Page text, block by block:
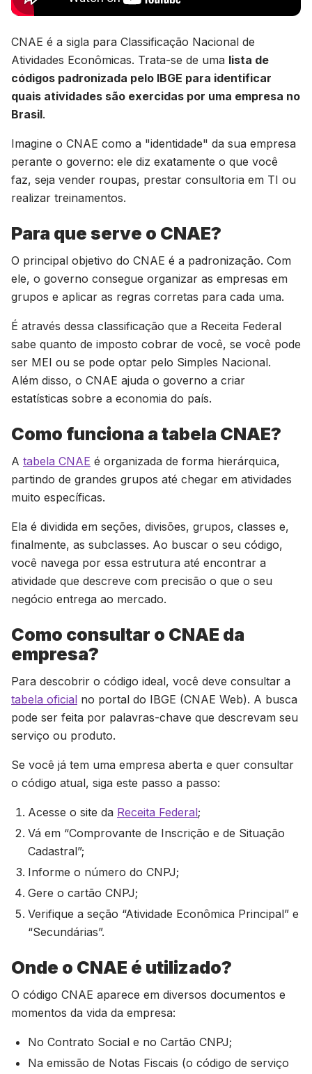
CNAE é a sigla para Classificação Nacional de
Atividades Econômicas. Trata-se de uma lista de
códigos padronizada pelo IBGE para identificar
quais atividades são exercidas por uma empresa no
Brasil.
Imagine o CNAE como a "identidade" da sua empresa
perante o governo: ele diz exatamente o que você
faz, seja vender roupas, prestar consultoria em TI ou
realizar treinamentos.
Para que serve o CNAE?
O principal objetivo do CNAE é a padronização. Com
ele, o governo consegue organizar as empresas em
grupos e aplicar as regras corretas para cada uma.
É através dessa classificação que a Receita Federal
sabe quanto de imposto cobrar de você, se você pode
ser MEI ou se pode optar pelo Simples Nacional.
Além disso, o CNAE ajuda o governo a criar
estatísticas sobre a economia do país.
Como funciona a tabela CNAE?
A tabela CNAE é organizada de forma hierárquica,
partindo de grandes grupos até chegar em atividades
muito específicas.
Ela é dividida em seções, divisões, grupos, classes e,
finalmente, as subclasses. Ao buscar o seu código,
você navega por essa estrutura até encontrar a
atividade que descreve com precisão o que o seu
negócio entrega ao mercado.
Como consultar o CNAE da
empresa?
Para descobrir o código ideal, você deve consultar a
tabela oficial no portal do IBGE (CNAE Web). A busca
pode ser feita por palavras-chave que descrevam seu
serviço ou produto.
Se você já tem uma empresa aberta e quer consultar
o código atual, siga este passo a passo:
Acesse o site da Receita Federal;
Vá em “Comprovante de Inscrição e de Situação
Cadastral”;
Informe o número do CNPJ;
Gere o cartão CNPJ;
Verifique a seção “Atividade Econômica Principal” e
“Secundárias”.
Onde o CNAE é utilizado?
O código CNAE aparece em diversos documentos e
momentos da vida da empresa:
No Contrato Social e no Cartão CNPJ;
Na emissão de Notas Fiscais (o código de serviço